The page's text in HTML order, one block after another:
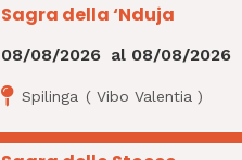
Sagra della ‘Nduja
08/08/2026 al 08/08/2026
Spilinga (Vibo Valentia )